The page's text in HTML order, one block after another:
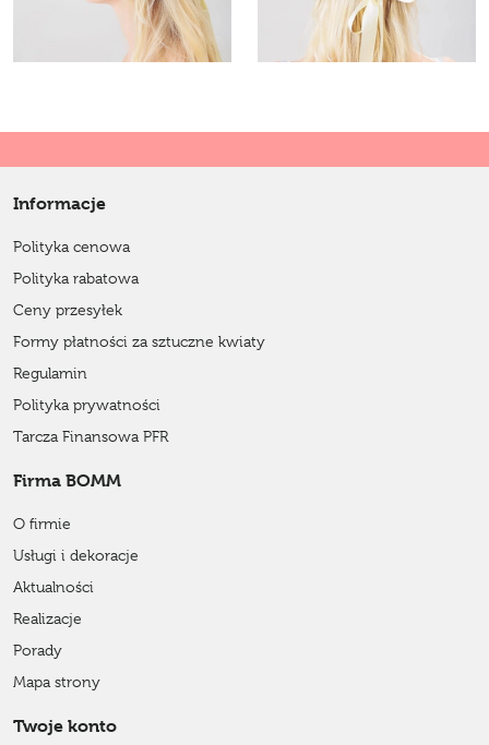
Informacje
Polityka cenowa
Polityka rabatowa
Ceny przesyłek
Formy płatności za sztuczne kwiaty
Regulamin
Polityka prywatności
Tarcza Finansowa PFR
Firma BOMM
O firmie
Usługi i dekoracje
Aktualności
Realizacje
Porady
Mapa strony
Twoje konto